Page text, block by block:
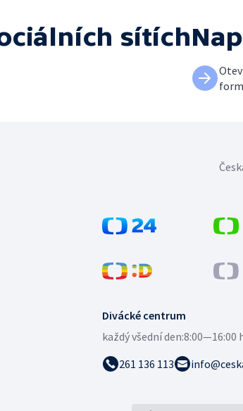
sítích
Divácké centrum
každý všední den:8:00—16:00
261 136 113